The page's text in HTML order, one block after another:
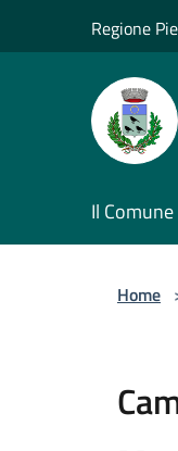
Regione
Il Comune
Home